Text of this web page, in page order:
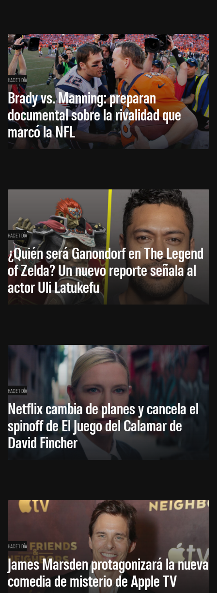
HACE 1 DÍA
Brady vs. Manning: preparan
documental sobre la rivalidad que
marcó la NFL
HACE 1 DÍA
¿Quién será Ganondorf en The Legend
of Zelda? Un nuevo reporte señala al
actor Uli Latukefu
HACE 1 DÍA
Netflix cambia de planes y cancela el
spinoff de El Juego del Calamar de
David Fincher
HACE 1 DÍA
James Marsden protagonizará la nueva
comedia de misterio de Apple TV